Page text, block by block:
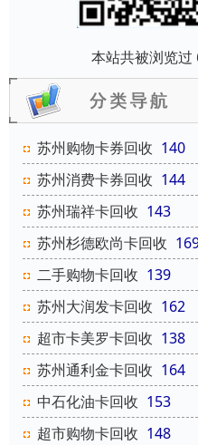
本站共被浏览过
苏州购物卡券回收 140
苏州消费卡券回收 144
苏州瑞祥卡回收 143
苏州杉德欧尚卡回收
二手购物卡回收 139
苏州大润发卡回收 162
超市卡美罗卡回收 138
苏州通利金卡回收 164
中石化油卡回收 153
超市购物卡回收 148